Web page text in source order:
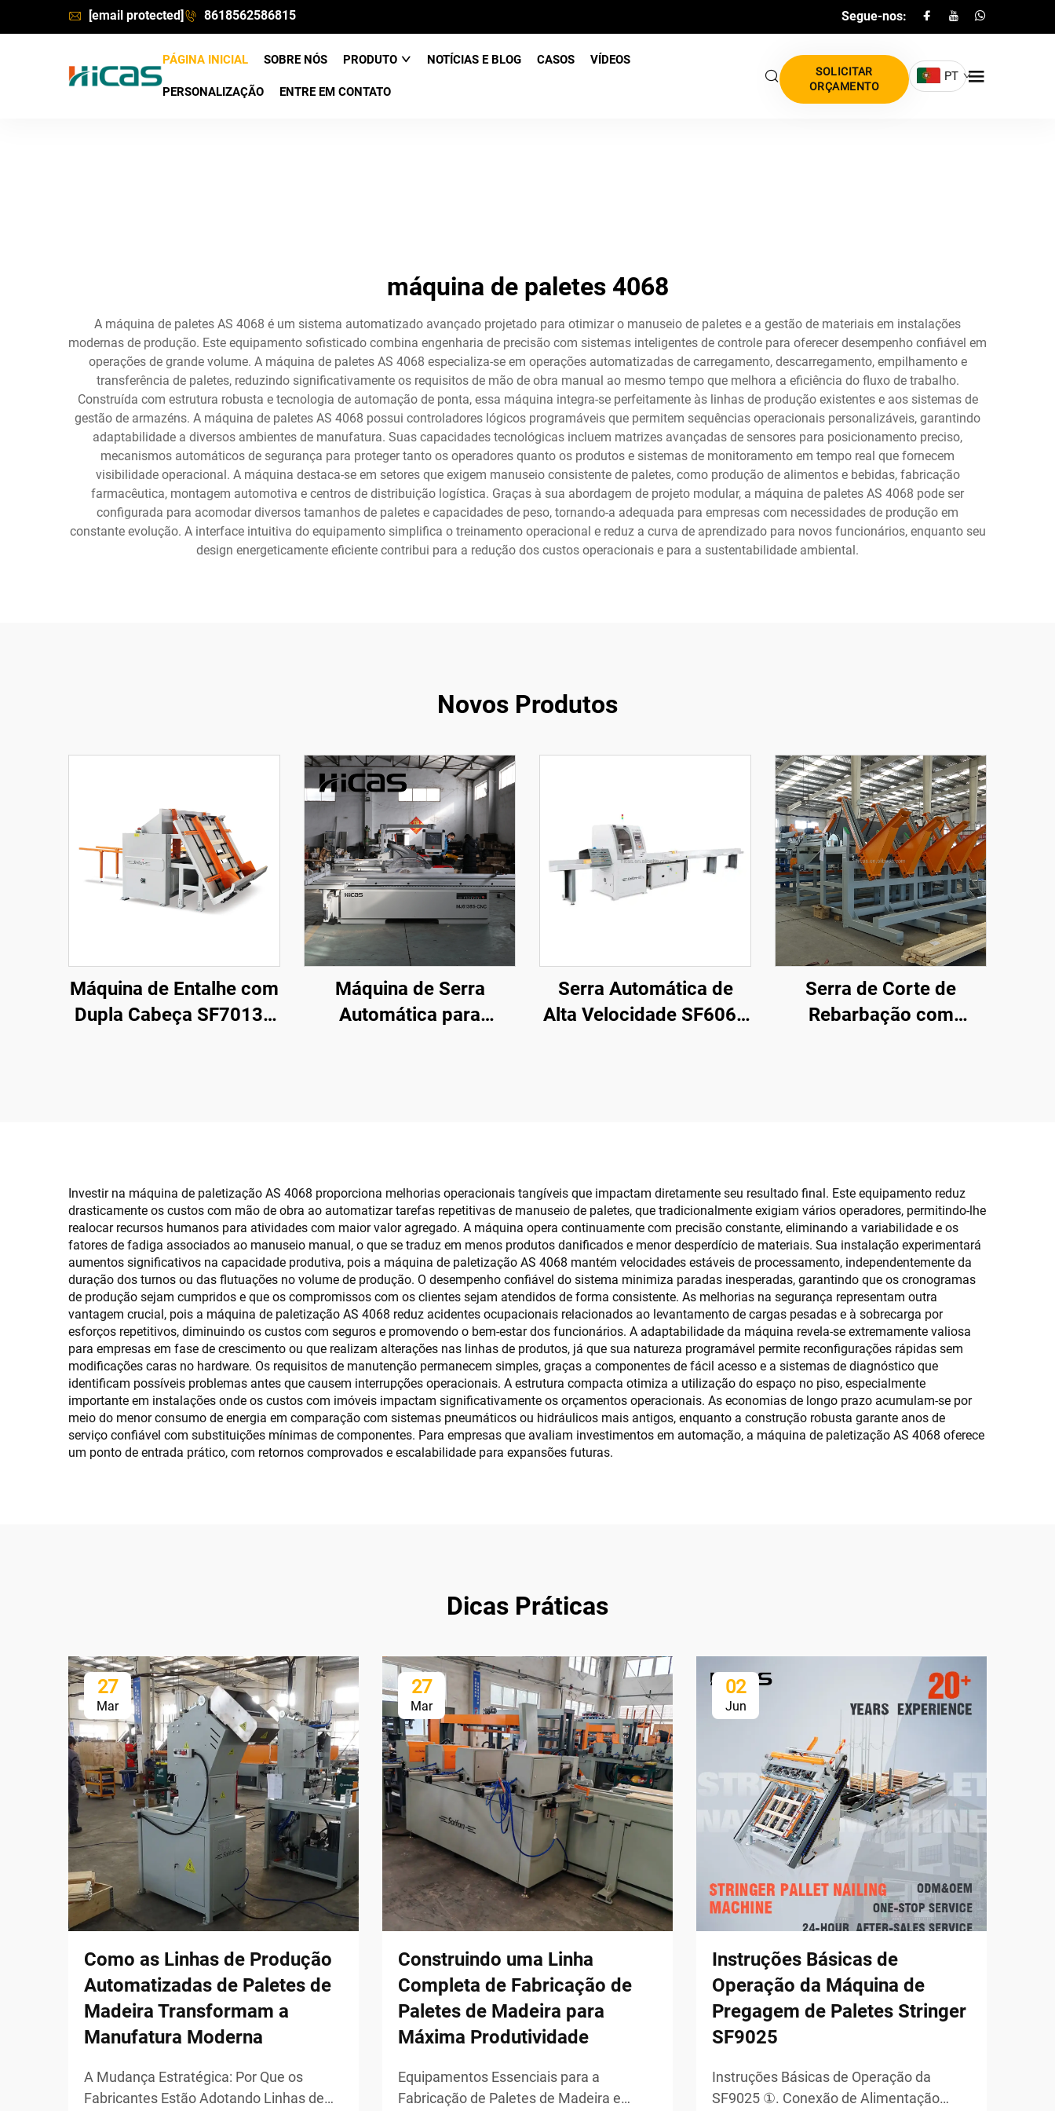
[email protected] 8618562586815 Segue-nos:
PÁGINA INICIAL SOBRE NÓS PRODUTO NOTÍCIAS E BLOG CASOS VÍDEOS
PERSONALIZAÇÃO ENTRE EM CONTATO
SOLICITAR
ORÇAMENTO
PT
máquina de paletes 4068
A máquina de paletes AS 4068 é um sistema automatizado avançado projetado para otimizar o manuseio de paletes e a gestão de materiais em instalações
modernas de produção. Este equipamento sofisticado combina engenharia de precisão com sistemas inteligentes de controle para oferecer desempenho confiável em
operações de grande volume. A máquina de paletes AS 4068 especializa-se em operações automatizadas de carregamento, descarregamento, empilhamento e
transferência de paletes, reduzindo significativamente os requisitos de mão de obra manual ao mesmo tempo que melhora a eficiência do fluxo de trabalho.
Construída com estrutura robusta e tecnologia de automação de ponta, essa máquina integra-se perfeitamente às linhas de produção existentes e aos sistemas de
gestão de armazéns. A máquina de paletes AS 4068 possui controladores lógicos programáveis que permitem sequências operacionais personalizáveis, garantindo
adaptabilidade a diversos ambientes de manufatura. Suas capacidades tecnológicas incluem matrizes avançadas de sensores para posicionamento preciso,
mecanismos automáticos de segurança para proteger tanto os operadores quanto os produtos e sistemas de monitoramento em tempo real que fornecem
visibilidade operacional. A máquina destaca-se em setores que exigem manuseio consistente de paletes, como produção de alimentos e bebidas, fabricação
farmacêutica, montagem automotiva e centros de distribuição logística. Graças à sua abordagem de projeto modular, a máquina de paletes AS 4068 pode ser
configurada para acomodar diversos tamanhos de paletes e capacidades de peso, tornando-a adequada para empresas com necessidades de produção em
constante evolução. A interface intuitiva do equipamento simplifica o treinamento operacional e reduz a curva de aprendizado para novos funcionários, enquanto seu
design energeticamente eficiente contribui para a redução dos custos operacionais e para a sustentabilidade ambiental.
Novos Produtos
Máquina de Entalhe com
Dupla Cabeça SF7013S
Máquina de Serra
Automática para
Serra Automática de
Alta Velocidade SF6060
Serra de Corte de
Rebarbação com
Investir na máquina de paletização AS 4068 proporciona melhorias operacionais tangíveis que impactam diretamente seu resultado final. Este equipamento reduz
drasticamente os custos com mão de obra ao automatizar tarefas repetitivas de manuseio de paletes, que tradicionalmente exigiam vários operadores, permitindo-lhe
realocar recursos humanos para atividades com maior valor agregado. A máquina opera continuamente com precisão constante, eliminando a variabilidade e os
fatores de fadiga associados ao manuseio manual, o que se traduz em menos produtos danificados e menor desperdício de materiais. Sua instalação experimentará
aumentos significativos na capacidade produtiva, pois a máquina de paletização AS 4068 mantém velocidades estáveis de processamento, independentemente da
duração dos turnos ou das flutuações no volume de produção. O desempenho confiável do sistema minimiza paradas inesperadas, garantindo que os cronogramas
de produção sejam cumpridos e que os compromissos com os clientes sejam atendidos de forma consistente. As melhorias na segurança representam outra
vantagem crucial, pois a máquina de paletização AS 4068 reduz acidentes ocupacionais relacionados ao levantamento de cargas pesadas e à sobrecarga por
esforços repetitivos, diminuindo os custos com seguros e promovendo o bem-estar dos funcionários. A adaptabilidade da máquina revela-se extremamente valiosa
para empresas em fase de crescimento ou que realizam alterações nas linhas de produtos, já que sua natureza programável permite reconfigurações rápidas sem
modificações caras no hardware. Os requisitos de manutenção permanecem simples, graças a componentes de fácil acesso e a sistemas de diagnóstico que
identificam possíveis problemas antes que causem interrupções operacionais. A estrutura compacta otimiza a utilização do espaço no piso, especialmente
importante em instalações onde os custos com imóveis impactam significativamente os orçamentos operacionais. As economias de longo prazo acumulam-se por
meio do menor consumo de energia em comparação com sistemas pneumáticos ou hidráulicos mais antigos, enquanto a construção robusta garante anos de
serviço confiável com substituições mínimas de componentes. Para empresas que avaliam investimentos em automação, a máquina de paletização AS 4068 oferece
um ponto de entrada prático, com retornos comprovados e escalabilidade para expansões futuras.
Dicas Práticas
27
Mar
Como as Linhas de Produção
Automatizadas de Paletes de
Madeira Transformam a
Manufatura Moderna
A Mudança Estratégica: Por Que os
Fabricantes Estão Adotando Linhas de
27
Mar
Construindo uma Linha
Completa de Fabricação de
Paletes de Madeira para
Máxima Produtividade
Equipamentos Essenciais para a
Fabricação de Paletes de Madeira e
02
Jun
Instruções Básicas de
Operação da Máquina de
Pregagem de Paletes Stringer
SF9025
Instruções Básicas de Operação da
SF9025 ①. Conexão de Alimentação